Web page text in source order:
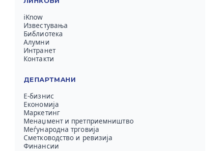
iKnow
Известувања
Библиотека
Алумни
Интранет
Контакти
ДЕПАРТМАНИ
Е-бизнис
Економија
Маркетинг
Менаџмент и претприемништво
Меѓународна трговија
Сметководство и ревизија
Финансии